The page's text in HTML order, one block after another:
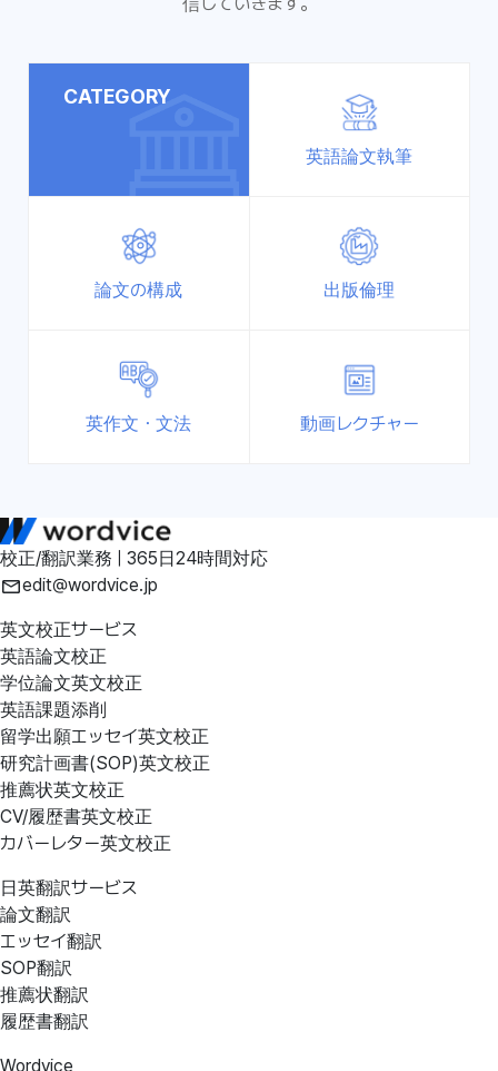
CATEGORY
英語論文執筆
論文の構成 出版倫理
英作文・文法 動画レクチャー
校正/翻訳業務 | 365日24時間対応
edit@wordvice.jp
英文校正サービス
英語論文校正
学位論文英文校正
英語課題添削
留学出願エッセイ英文校正
研究計画書(SOP)英文校正
推薦状英文校正
CV/履歴書英文校正
カバーレター英文校正
日英翻訳サービス
論文翻訳
エッセイ翻訳
SOP翻訳
推薦状翻訳
履歴書翻訳
Wordvice